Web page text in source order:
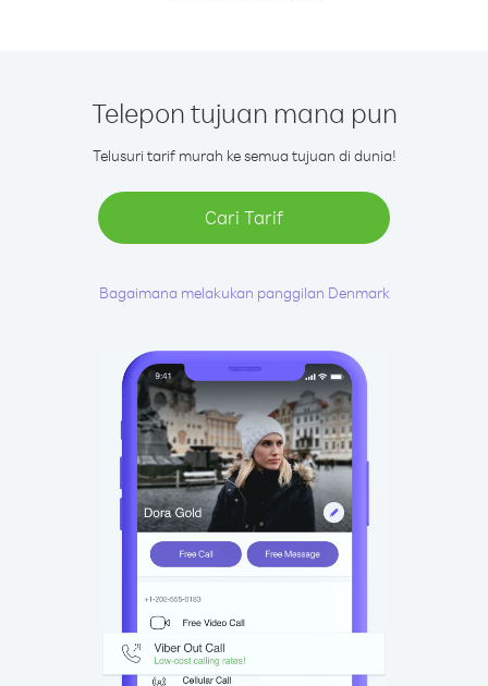
Telepon tujuan mana pun
Telusuri tarif murah ke semua tujuan di dunia!
Cari Tarif
Bagaimana melakukan panggilan Denmark